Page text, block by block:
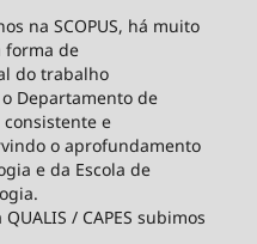
na SCOPUS, há muito
forma de
do trabalho
Departamento de
e
o aprofundamento
e da Escola de
/ CAPES subimos